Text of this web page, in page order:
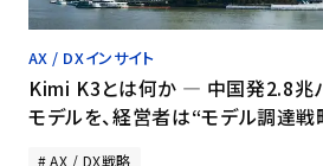
AX / DXインサイト
Kimi K3とは何か ― 中国発2.8兆
モデルを、経営者は“モデル調達戦
AX / DX戦略